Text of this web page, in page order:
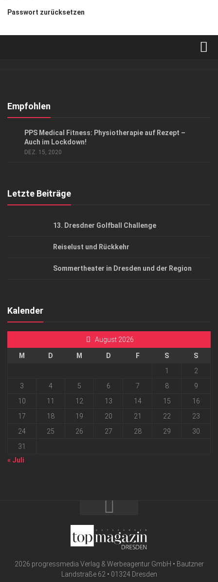
Passwort zurücksetzen
Kontakt, Impressum
Empfohlen
PPS Medical Fitness: Physiotherapie auf Rezept –
Auch im Lockdown!
DEZ. 15, 2020
Letzte Beiträge
13. Dresdner Golfball Challenge
Reiselust und Rückkehr
Sommertheater in Dresden und der Region
Kalender
August 2026
M D M D F S
S
1
2
3
4 5 6 7 8
9
10
11 12 13 14 15
16
17
18 19 20 21 22
23
24
25 26 27 28 29
30
31
« Juli
2026 progressmedia Verlag & Werbeagentur GmbH • Bautzner
Landstraße 62 • 01324 Dresden